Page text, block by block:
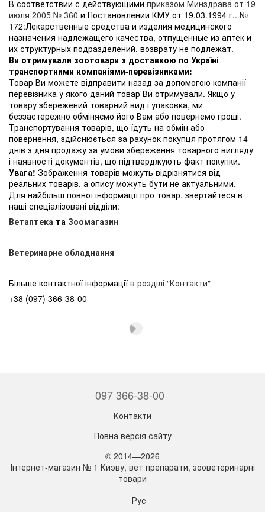
В соответствии с действующими приказом Минздрава от 19
июля 2005 № 360 и Постановлении КМУ от 19.03.1994 г.. №
172:Лекарственные средства и изделия медицинского
назначения надлежащего качества, отпущенные из аптек и
их структурных подразделений, возврату не подлежат.
Ви отримували зоотовари з доставкою по Україні
транспортними компаніями-перевізниками:
Товар Ви можете відправити назад за допомогою компанії
перевізника у якого даний товар Ви отримували. Якщо у
товару збережений товарний вид і упаковка, ми
беззастережно обміняємо його Вам або повернемо гроші.
Транспортування товарів, що їдуть на обмін або
повернення, здійснюється за рахунок покупця протягом 14
днів з дня продажу за умови збереження товарного вигляду
і наявності документів, що підтверджують факт покупки.
Увага! Зображення товарів можуть відрізнятися від
реальних товарів, а опису можуть бути не актуальними,
Для найбільш повної інформації про товар, звертайтеся в
наші спеціалізовані відділи:
Ветаптека та Зоомагазин
Ветеринарне обладнання
Більше контактної інформації в розділі "Контакти"
+38 (097) 366-38-00
097 366-38-00
Контакти
Повна версія сайту
© 2014—2026
Інтернет-магазин № 1 Киэву, вет препарати, зооветеринарні
товари
Рус